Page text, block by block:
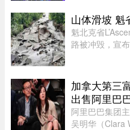
热闹的祝贺声
希尔伯特第六
山体滑坡 魁
魁北克省
路被冲毁，宣
至周一下午，
加拿大第三
出售阿里巴
阿里巴巴集团
吴明华（Clara